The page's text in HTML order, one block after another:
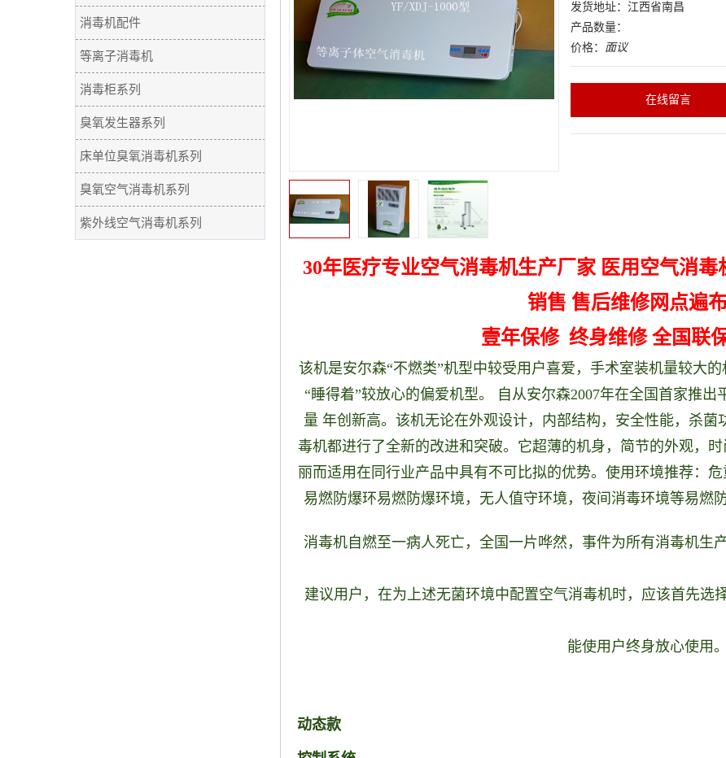
消毒机配件
等离子消毒机
消毒柜系列
臭氧发生器系列
床单位臭氧消毒机系列
臭氧空气消毒机系列
紫外线空气消毒机系列
发货地址：江西省南昌
产品数量：
价格： 面议
在线留言
30年医疗专业空气消毒机生产厂家 医用空气消
销售 售后维修网点遍
壹年保修 终身维修全国联
该机是安尔森“不燃类”机型中较受用户喜爱，手术室装机量较大
“睡得着”较放心的偏爱机型。
自从安尔森2007年在全国首家推出
量 年创新高。该机无论在外观设计，内部结构，安全性能，杀菌
毒机都进行了全新的改进和突破。它超薄的机身，简节的外观，
丽而适用在同行业产品中具有不可比拟的优势。 使用环境推荐：危
易燃防爆环易燃防爆环境，无人值守环境，夜间消毒环境等易燃
消毒机自燃至一病人死亡，全国一片哗然，事件为所有消毒机生
建议用户，在为上述无菌环境中配置空气消毒机时，应该首先选
能使用户终身放心使用。
动态款